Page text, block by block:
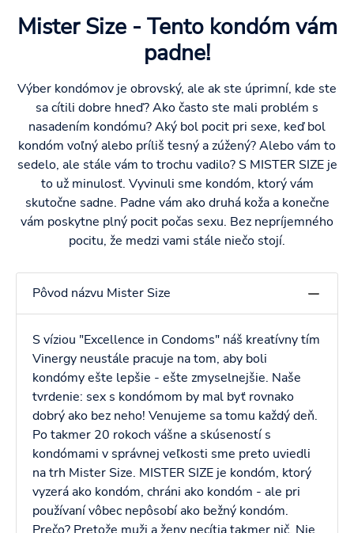
Mister Size - Tento kondóm vám
padne!
Výber kondómov je obrovský, ale ak ste úprimní, kde ste
sa cítili dobre hneď? Ako často ste mali problém s
nasadením kondómu? Aký bol pocit pri sexe, keď bol
kondóm voľný alebo príliš tesný a zúžený? Alebo vám to
sedelo, ale stále vám to trochu vadilo? S MISTER SIZE je
to už minulosť. Vyvinuli sme kondóm, ktorý vám
skutočne sadne. Padne vám ako druhá koža a konečne
vám poskytne plný pocit počas sexu. Bez nepríjemného
pocitu, že medzi vami stále niečo stojí.
Pôvod názvu Mister Size
S víziou "Excellence in Condoms" náš kreatívny tím
Vinergy neustále pracuje na tom, aby boli
kondómy ešte lepšie - ešte zmyselnejšie. Naše
tvrdenie: sex s kondómom by mal byť rovnako
dobrý ako bez neho! Venujeme sa tomu každý deň.
Po takmer 20 rokoch vášne a skúseností s
kondómami v správnej veľkosti sme preto uviedli
na trh Mister Size. MISTER SIZE je kondóm, ktorý
vyzerá ako kondóm, chráni ako kondóm - ale pri
používaní vôbec nepôsobí ako bežný kondóm.